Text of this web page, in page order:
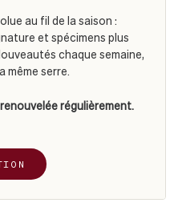
au fil de la saison :
et spécimens plus
chaque semaine,
même serre.
régulièrement.